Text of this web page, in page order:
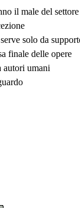
il male del settore
solo da
finale delle opere
autori umani